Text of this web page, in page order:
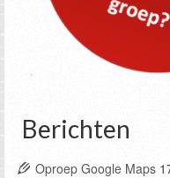
Berichten
Oproep Google Maps